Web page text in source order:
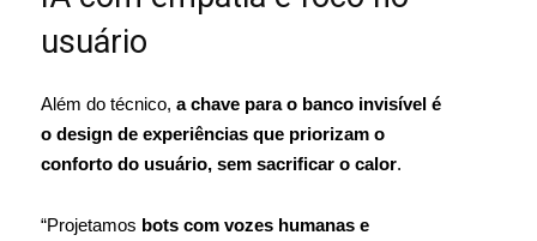
usuário
Além do técnico, a chave para o banco invisível é
o design de experiências que priorizam o
conforto do usuário, sem sacrificar o calor.
“Projetamos bots com vozes humanas e